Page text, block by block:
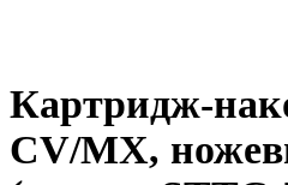
Картридж-
СV/MX,